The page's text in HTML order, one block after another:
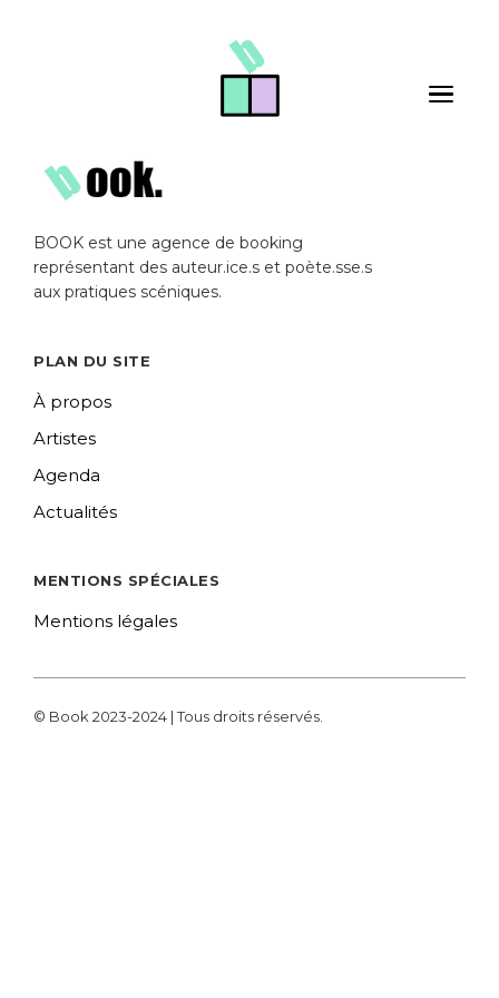
Toggle
BOOK est une agence de booking
représentant des auteur.ice.s et poète.sse.s
aux pratiques scéniques.
PLAN DU SITE
À propos
Artistes
Agenda
Actualités
MENTIONS SPÉCIALES
Mentions légales
© Book 2023-2024 | Tous droits réservés.